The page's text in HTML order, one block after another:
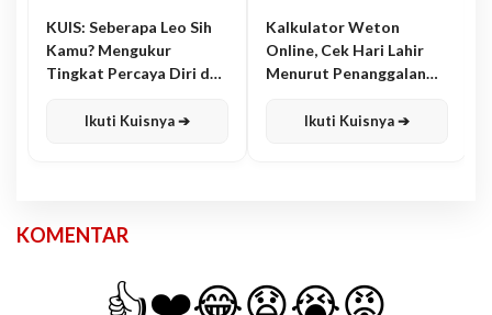
KUIS: Seberapa Leo Sih
Kamu? Mengukur
Tingkat Percaya Diri dan
Ikuti Kuisnya ➔
Kalkulator Weton
Online, Cek Hari Lahir
Menurut Penanggalan
Ikuti Kuisnya ➔
KOMENTAR
👍❤️😂😧😭😡